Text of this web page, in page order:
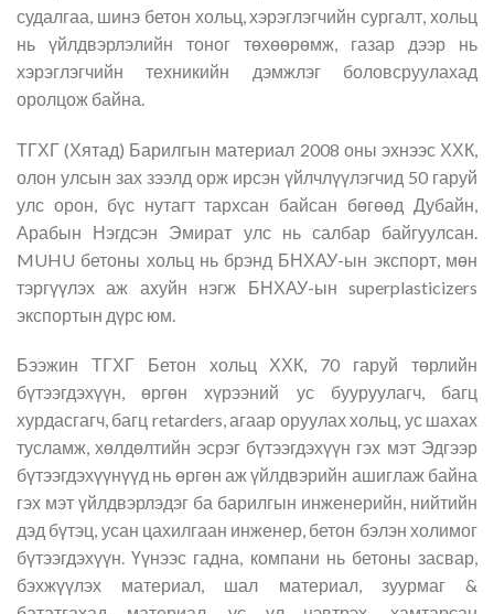
судалгаа, шинэ бетон хольц, хэрэглэгчийн сургалт, хольц
нь үйлдвэрлэлийн тоног төхөөрөмж, газар дээр нь
хэрэглэгчийн техникийн дэмжлэг боловсруулахад
оролцож байна.
ТГХГ (Хятад) Барилгын материал 2008 оны эхнээс ХХК,
олон улсын зах зээлд орж ирсэн үйлчлүүлэгчид 50 гаруй
улс орон, бүс нутагт тархсан байсан бөгөөд Дубайн,
Арабын Нэгдсэн Эмират улс нь салбар байгуулсан.
MUHU бетоны хольц нь брэнд БНХАУ-ын экспорт, мөн
тэргүүлэх аж ахуйн нэгж БНХАУ-ын superplasticizers
экспортын дүрс юм.
Бээжин ТГХГ Бетон хольц ХХК, 70 гаруй төрлийн
бүтээгдэхүүн, өргөн хүрээний ус бууруулагч, багц
хурдасгагч, багц retarders, агаар оруулах хольц, ус шахах
тусламж, хөлдөлтийн эсрэг бүтээгдэхүүн гэх мэт Эдгээр
бүтээгдэхүүнүүд нь өргөн аж үйлдвэрийн ашиглаж байна
гэх мэт үйлдвэрлэдэг ба барилгын инженерийн, нийтийн
дэд бүтэц, усан цахилгаан инженер, бетон бэлэн холимог
бүтээгдэхүүн. Үүнээс гадна, компани нь бетоны засвар,
бэхжүүлэх материал, шал материал, зуурмаг &